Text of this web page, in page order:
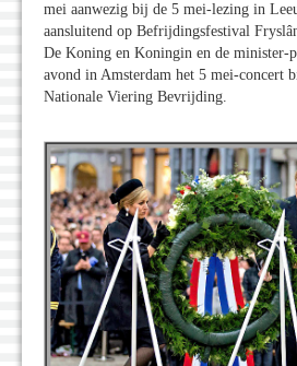
mei aanwezig bij de 5 mei-lezing in
aansluitend op Befrijdingsfestival
De Koning en Koningin en de minister-
avond in Amsterdam het 5 mei-concert
Nationale Viering Bevrijding.